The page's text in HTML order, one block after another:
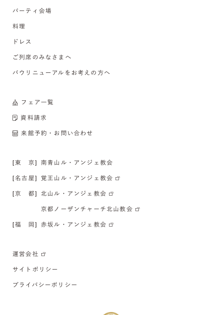
パーティ会場
料理
ドレス
ご列席のみなさまへ
バウリニューアルをお考えの方へ
フェア一覧
資料請求
来館予約・お問い合わせ
[東 京] 南青山ル・アンジェ教会
[名古屋] 覚王山ル・アンジェ教会
[京 都] 北山ル・アンジェ教会
京都ノーザンチャーチ北山教会
[福 岡] 赤坂ル・アンジェ教会
運営会社
サイトポリシー
プライバシーポリシー